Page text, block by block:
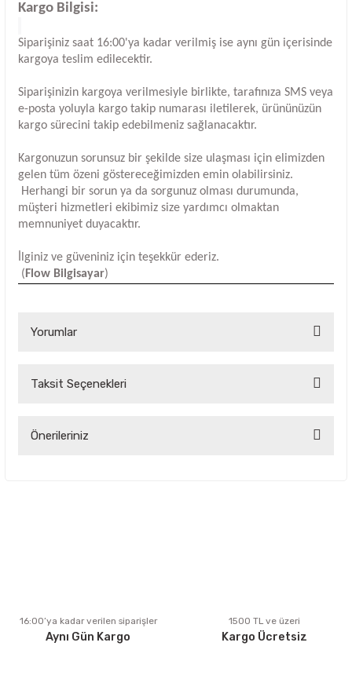
Kargo Bilgisi:
Siparişiniz saat 16:00'ya kadar verilmiş ise aynı gün içerisinde
kargoya teslim edilecektir.
Siparişinizin kargoya verilmesiyle birlikte, tarafınıza SMS veya
e-posta yoluyla kargo takip numarası iletilerek, ürününüzün
kargo sürecini takip edebilmeniz sağlanacaktır.
Kargonuzun sorunsuz bir şekilde size ulaşması için elimizden
gelen tüm özeni göstereceğimizden emin olabilirsiniz.
Herhangi bir sorun ya da sorgunuz olması durumunda,
müşteri hizmetleri ekibimiz size yardımcı olmaktan
memnuniyet duyacaktır.
İlginiz ve güveniniz için teşekkür ederiz.
( Flow Bilgisayar)
Yorumlar
Bu ürüne ilk yorumu siz yapın!
Taksit Seçenekleri
Önerileriniz
Ürün fiyatı diğer sitelerden daha pahalı.
Bu ürüne benzer farklı alternatifler olmalı.
16:00’ya kadar verilen siparişler
Aynı Gün Kargo
1500 TL ve üzeri
Kargo Ücretsiz